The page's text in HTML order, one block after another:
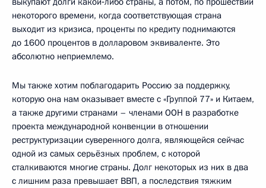
некоторого времени, когда соответствующая страна
выходит из кризиса, проценты по кредиту поднимаются
до 1600 процентов в долларовом эквиваленте. Это
абсолютно неприемлемо.
Мы также хотим поблагодарить Россию за поддержку,
которую она нам оказывает вместе с «Группой 77» и Китаем,
а также другими странами – членами ООН в разработке
проекта международной конвенции в отношении
реструктуризации суверенного долга, являющейся сейчас
одной из самых серьёзных проблем, с которой
сталкиваются многие страны. Долг некоторых из них в два
с лишним раза превышает ВВП, а последствия тяжким